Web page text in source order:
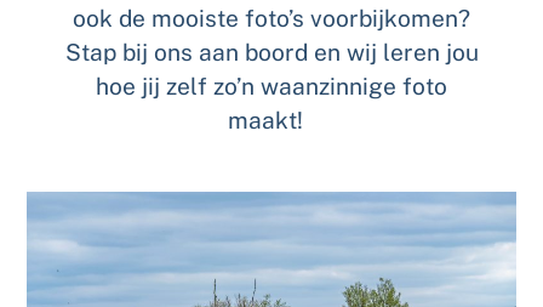
ook de mooiste foto’s voorbijkomen?
Stap bij ons aan boord en wij leren jou
hoe jij zelf zo’n waanzinnige foto
maakt!